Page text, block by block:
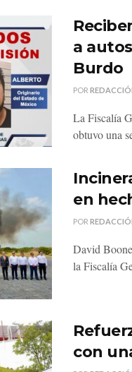
a
Burdo
POR
La Fiscalía
obtuvo una
en
POR
David
la Fiscalía
con